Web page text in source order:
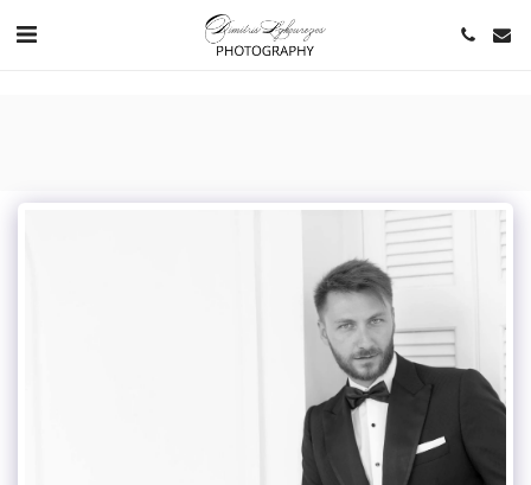
https://www.youtube.com/channel/UCNlqkSfR-Bi1SAAf6cDlUaQ